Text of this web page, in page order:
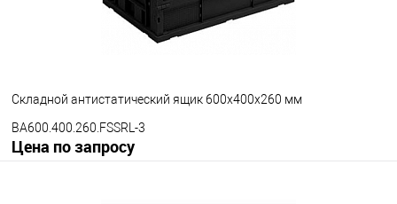
Складной антистатический ящик 600х400х260 мм
BA600.400.260.FSSRL-3
Цена по запросу